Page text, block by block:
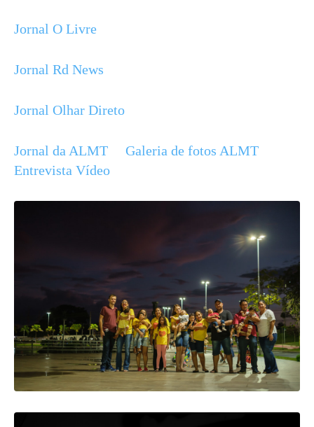
Jornal O Livre
Jornal Rd News
Jornal Olhar Direto
Jornal da ALMT Galeria de fotos ALMT
Entrevista Vídeo